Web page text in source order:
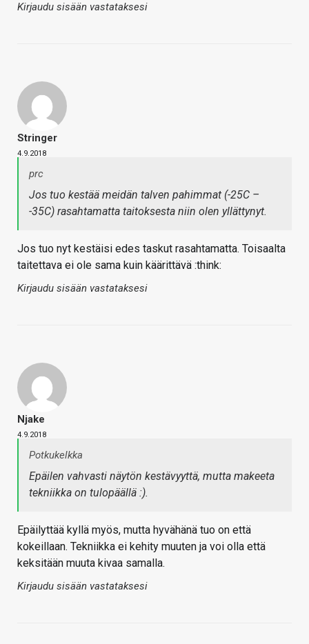
Kirjaudu sisään vastataksesi
Stringer
4.9.2018
prc
Jos tuo kestää meidän talven pahimmat (-25C –
-35C) rasahtamatta taitoksesta niin olen yllättynyt.
Jos tuo nyt kestäisi edes taskut rasahtamatta. Toisaalta
taitettava ei ole sama kuin käärittävä :think:
Kirjaudu sisään vastataksesi
Njake
4.9.2018
Potkukelkka
Epäilen vahvasti näytön kestävyyttä, mutta makeeta
tekniikka on tulopäällä :).
Epäilyttää kyllä myös, mutta hyvähänä tuo on että
kokeillaan. Tekniikka ei kehity muuten ja voi olla että
keksitään muuta kivaa samalla.
Kirjaudu sisään vastataksesi